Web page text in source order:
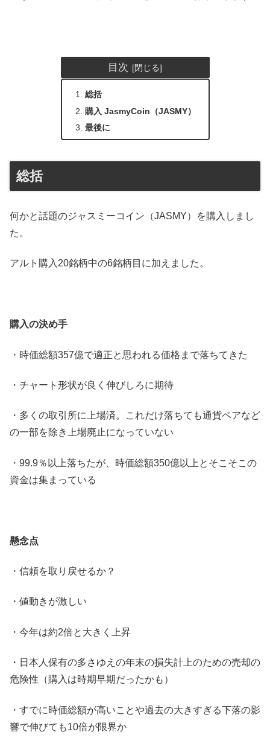
目次
総括
購入 JasmyCoin（JASMY）
最後に
総括
何かと話題のジャスミーコイン（JASMY）を購入しまし
た。
アルト購入20銘柄中の6銘柄目に加えました。
購入の決め手
・時価総額357億で適正と思われる価格まで落ちてきた
・チャート形状が良く伸びしろに期待
・多くの取引所に上場済。これだけ落ちても通貨ペアなど
の一部を除き上場廃止になっていない
・99.9％以上落ちたが、時価総額350億以上とそこそこの
資金は集まっている
懸念点
・信頼を取り戻せるか？
・値動きが激しい
・今年は約2倍と大きく上昇
・日本人保有の多さゆえの年末の損失計上のための売却の
危険性（購入は時期早期だったかも）
・すでに時価総額が高いことや過去の大きすぎる下落の影
響で伸びても10倍が限界か